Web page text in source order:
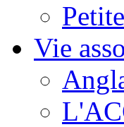
Vie